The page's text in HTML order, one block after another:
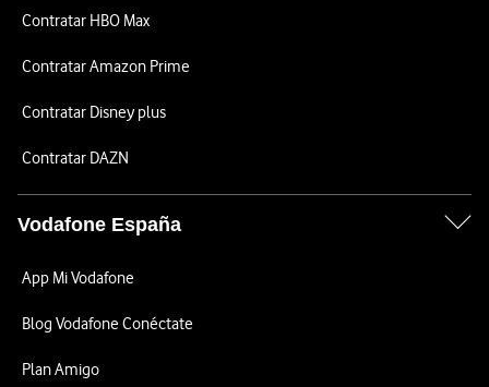
Contratar HBO Max
Contratar Amazon Prime
Contratar Disney plus
Contratar DAZN
Vodafone España
App Mi Vodafone
Blog Vodafone Conéctate
Plan Amigo